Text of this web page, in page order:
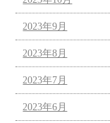
2023年9月
2023年8月
2023年7月
2023年6月